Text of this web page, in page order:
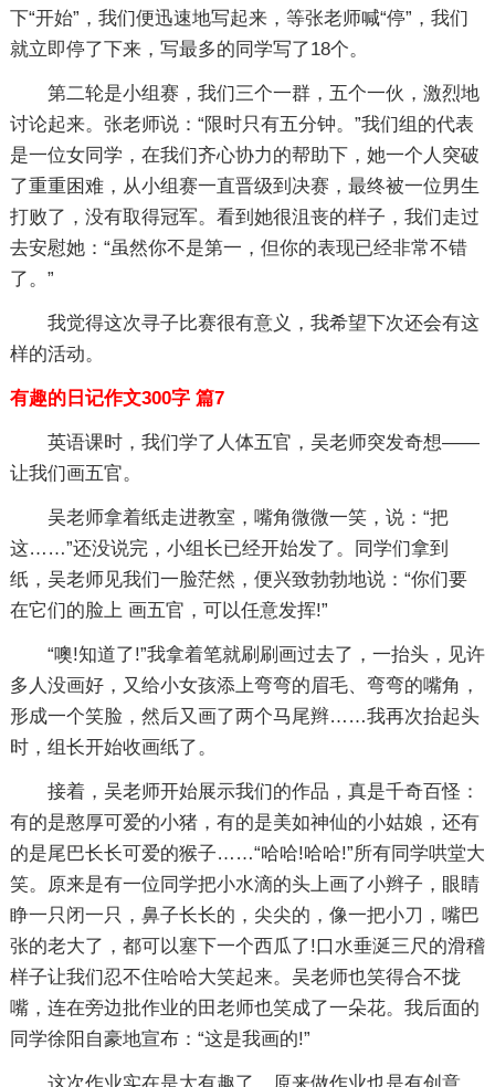
下“开始”，我们便迅速地写起来，等张老师喊“停”，我们
就立即停了下来，写最多的同学写了18个。
第二轮是小组赛，我们三个一群，五个一伙，激烈地
讨论起来。张老师说：“限时只有五分钟。”我们组的代表
是一位女同学，在我们齐心协力的帮助下，她一个人突破
了重重困难，从小组赛一直晋级到决赛，最终被一位男生
打败了，没有取得冠军。看到她很沮丧的样子，我们走过
去安慰她：“虽然你不是第一，但你的表现已经非常不错
了。”
我觉得这次寻子比赛很有意义，我希望下次还会有这
样的活动。
有趣的日记作文300字 篇7
英语课时，我们学了人体五官，吴老师突发奇想――
让我们画五官。
吴老师拿着纸走进教室，嘴角微微一笑，说：“把
这……”还没说完，小组长已经开始发了。同学们拿到
纸，吴老师见我们一脸茫然，便兴致勃勃地说：“你们要
在它们的脸上 画五官，可以任意发挥!”
“噢!知道了!”我拿着笔就刷刷画过去了，一抬头，见许
多人没画好，又给小女孩添上弯弯的眉毛、弯弯的嘴角，
形成一个笑脸，然后又画了两个马尾辫……我再次抬起头
时，组长开始收画纸了。
接着，吴老师开始展示我们的作品，真是千奇百怪：
有的是憨厚可爱的小猪，有的是美如神仙的小姑娘，还有
的是尾巴长长可爱的猴子……“哈哈!哈哈!”所有同学哄堂大
笑。原来是有一位同学把小水滴的头上画了小辫子，眼睛
睁一只闭一只，鼻子长长的，尖尖的，像一把小刀，嘴巴
张的老大了，都可以塞下一个西瓜了!口水垂涎三尺的滑稽
样子让我们忍不住哈哈大笑起来。吴老师也笑得合不拢
嘴，连在旁边批作业的田老师也笑成了一朵花。我后面的
同学徐阳自豪地宣布：“这是我画的!”